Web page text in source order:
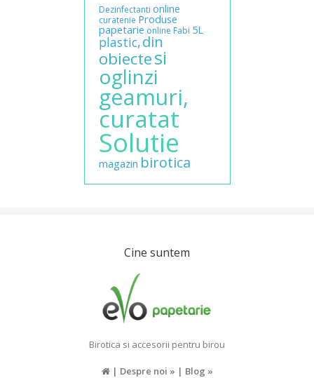
Dezinfectanti online
curatenie Produse
papetarie online Fabi 5L
plastic,din
obiectesi
oglinzi
geamuri,
curatat
Solutie
magazin birotica
Cine suntem
Birotica si accesorii pentru birou
| Despre noi » | Blog »